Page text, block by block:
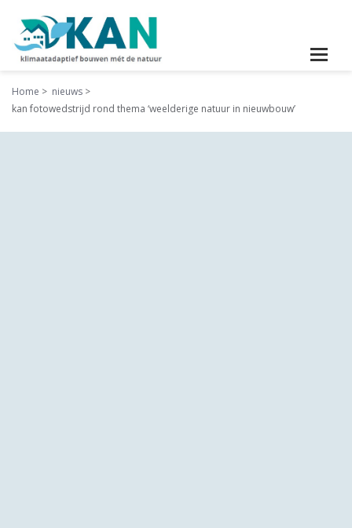
Home
nieuws
kan fotowedstrijd rond thema ‘weelderige natuur in nieuwbouw’